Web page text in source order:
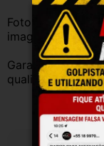
Fotos reais do
imagens.
Garantia válida
qualificado.